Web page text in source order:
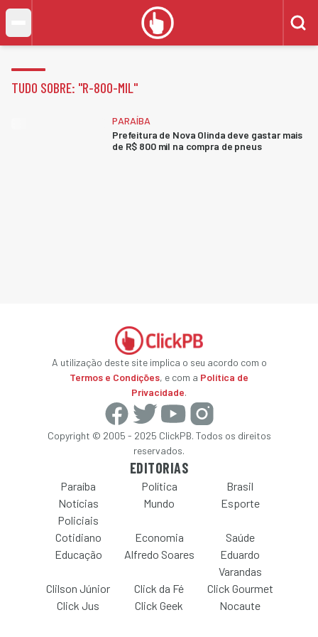
TUDO SOBRE: "R-800-MIL"
PARAÍBA
Prefeitura de Nova Olinda deve gastar mais
de R$ 800 mil na compra de pneus
A utilização deste site implica o seu acordo com o
Termos e Condições, e com a Política de
Privacidade.
Copyright © 2005 - 2025 ClickPB. Todos os direitos
reservados.
EDITORIAS
Paraíba Política
Brasil
Notícias
Policiais
Mundo Esporte
Cotidiano Economia
Saúde
Educação
Alfredo Soares
Eduardo
Varandas
Clilson Júnior
Click da Fé
Click Gourmet
Click Jus
Click Geek Nocaute